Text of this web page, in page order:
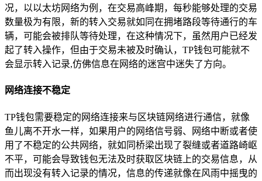
况，以以太坊网络为例，在交易高峰期，每秒能够处理的交易
数量极为有限，新的转入交易就如同在拥堵路段等待通行的车
辆，可能会被排队等待处理，在这种情况下，虽然用户已经发
起了转入操作，但由于交易未被及时确认，TP钱包可能就不
会显示转入记录,仿佛信息在网络的迷宫中迷失了方向。
网络连接不稳定
TP钱包需要稳定的网络连接来与区块链网络进行通信，就像
鱼儿离不开水一样，如果用户的网络信号弱、网络中断或者使
用了不稳定的公共网络，就如同桥梁出现了裂缝或者道路崎岖
不平，可能会导致钱包无法及时获取区块链上的交易信息，从
而出现没有转入记录的情况，信息的传递就像在风雨中摇曳的